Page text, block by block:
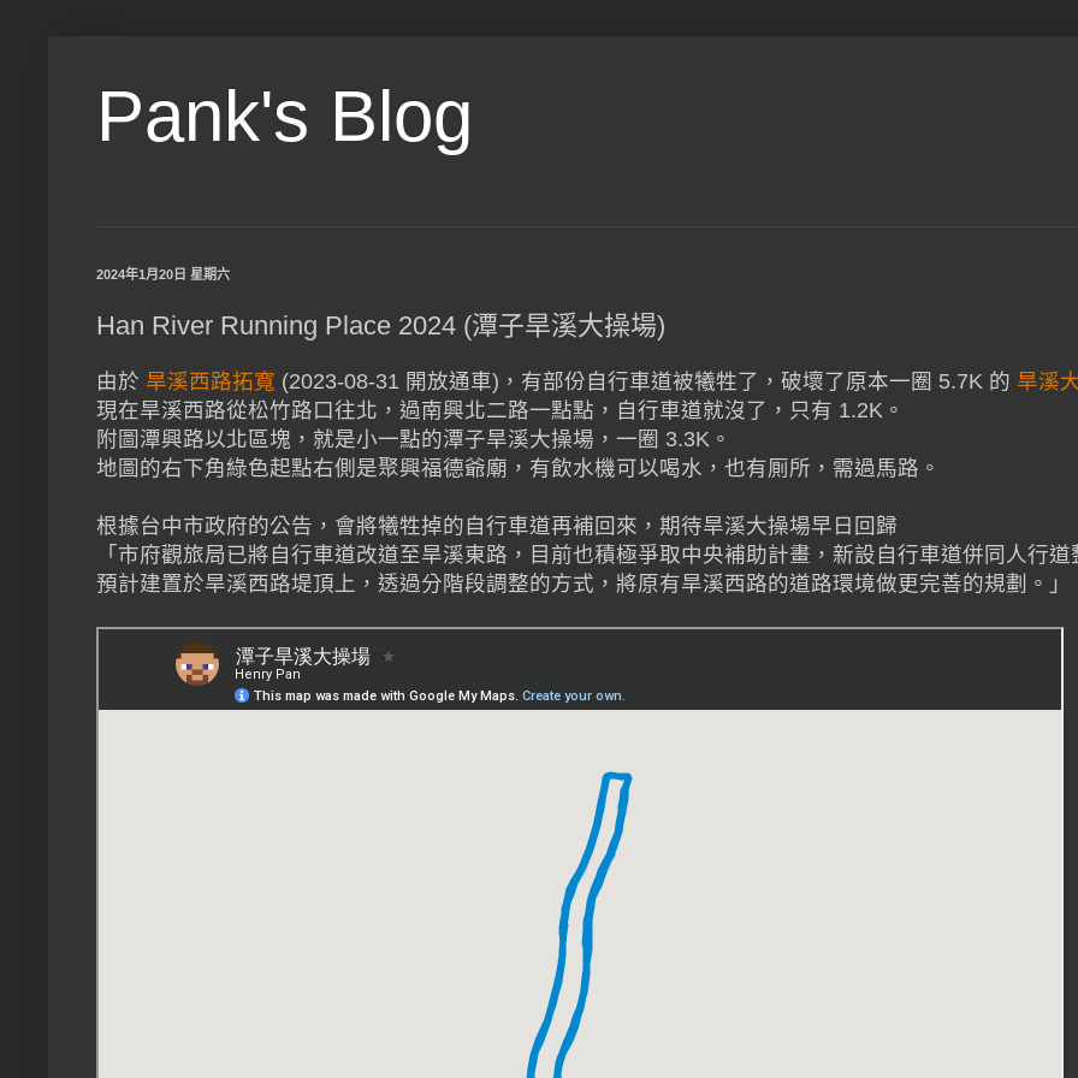
Pank's Blog
2024年1月20日 星期六
Han River Running Place 2024 (潭子旱溪大操場)
由於 旱溪西路拓寬 (2023-08-31 開放通車)，有部份自行車道被犧牲了，破壞了原本一圈 5.7K 的 旱溪
現在旱溪西路從松竹路口往北，過南興北二路一點點，自行車道就沒了，只有 1.2K。
附圖潭興路以北區塊，就是小一點的潭子旱溪大操場，一圈 3.3K。
地圖的右下角綠色起點右側是聚興福德爺廟，有飲水機可以喝水，也有厠所，需過馬路。
根據台中市政府的公告，會將犧牲掉的自行車道再補回來，期待旱溪大操場早日回歸
「市府觀旅局已將自行車道改道至旱溪東路，目前也積極爭取中央補助計畫，新設自行車道併同人行道
預計建置於旱溪西路堤頂上，透過分階段調整的方式，將原有旱溪西路的道路環境做更完善的規劃。」